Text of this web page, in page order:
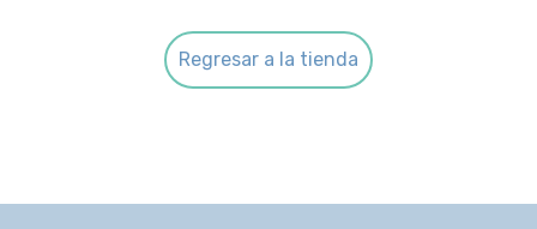
Regresar a la tienda